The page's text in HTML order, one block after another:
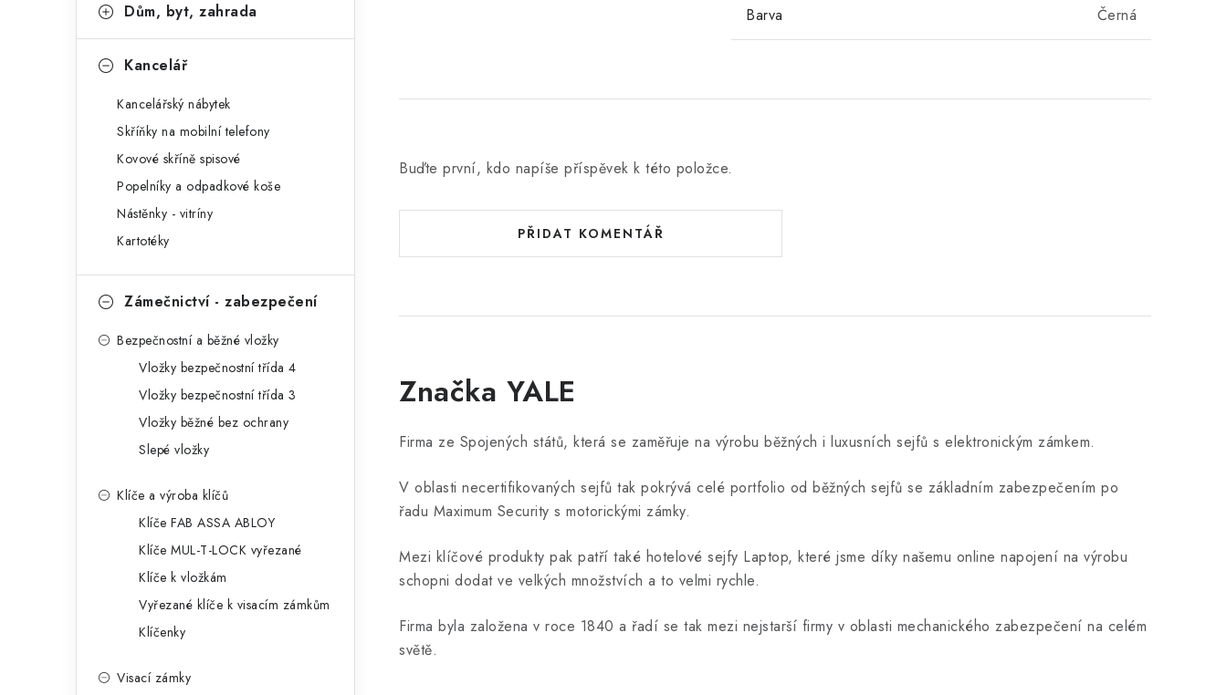
e
Dům, byt, zahrada
Kancelář
Kancelářský nábytek
Skříňky na mobilní telefony
Kovové skříně spisové
Popelníky a odpadkové koše
Nástěnky - vitríny
Kartotéky
Zámečnictví - zabezpečení
Bezpečnostní a běžné vložky
Vložky bezpečnostní třída 4
Vložky bezpečnostní třída 3
Vložky běžné bez ochrany
Slepé vložky
Klíče a výroba klíčů
Klíče FAB ASSA ABLOY
Klíče MUL-T-LOCK vyřezané
Klíče k vložkám
Vyřezané klíče k visacím zámkům
Klíčenky
Visací zámky
Barva Černá
Buďte první, kdo napíše příspěvek k této položce.
PŘIDAT KOMENTÁŘ
Značka YALE
Firma ze Spojených států, která se zaměřuje na výrobu běžných i luxusních sejfů s elektronickým zámkem.
V oblasti necertifikovaných sejfů tak pokrývá celé portfolio od běžných sejfů se základním zabezpečením po
řadu Maximum Security s motorickými zámky.
Mezi klíčové produkty pak patří také hotelové sejfy Laptop, které jsme díky našemu online napojení na výrobu
schopni dodat ve velkých množstvích a to velmi rychle.
Firma byla založena v roce 1840 a řadí se tak mezi nejstarší firmy v oblasti mechanického zabezpečení na celém
světě.